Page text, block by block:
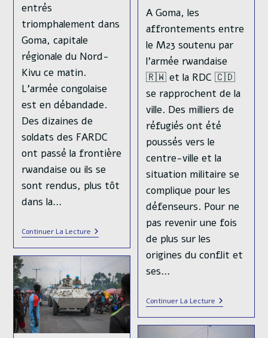
entrés
triomphalement dans
Goma, capitale
régionale du Nord-
Kivu ce matin.
L'armée congolaise
est en débandade.
Des dizaines de
soldats des FARDC
ont passé la frontière
rwandaise ou ils se
sont rendus, plus tôt
dans la…
Continuer La LectureRDC
:
Le
M23
S’empare
De
Goma,
2
Millions
D’habitants
A Goma, les
affrontements entre
le M23 soutenu par
l'armée rwandaise
🇷🇼 et la RDC 🇨🇩
se rapprochent de la
ville. Des milliers de
réfugiés ont été
poussés vers le
centre-ville et la
situation militaire se
complique pour les
défenseurs. Pour ne
pas revenir une fois
de plus sur les
origines du conflit et
ses…
Continuer La LectureA
Goma,
Les